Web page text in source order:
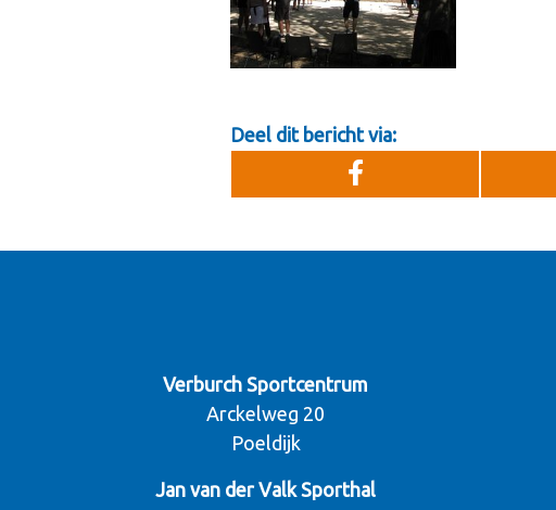
Deel dit bericht via:
Verburch Sportcentrum
Arckelweg 20
Poeldijk
Jan van der Valk Sporthal